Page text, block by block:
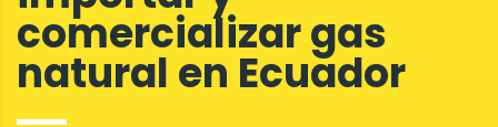
comercializar gas
natural en Ecuador